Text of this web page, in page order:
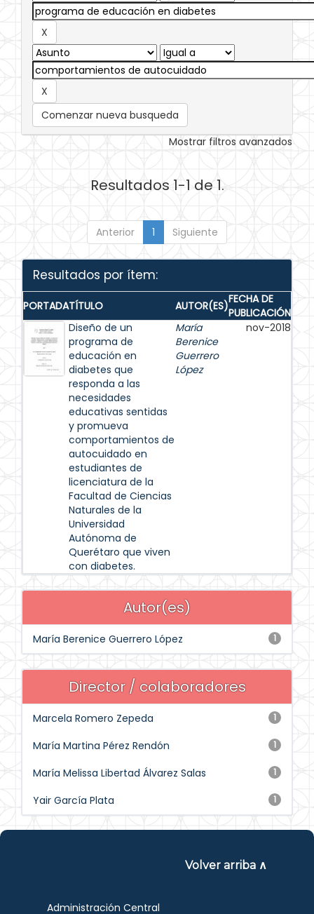
Comenzar nueva busqueda
Mostrar filtros avanzados
Resultados 1-1 de 1.
Anterior 1 Siguiente
Resultados por ítem:
PORTADATÍTULO AUTOR(ES)FECHA DE
PUBLICACIÓN
Diseño de un
programa de
educación en
diabetes que
responda a las
necesidades
educativas sentidas
y promueva
comportamientos de
autocuidado en
estudiantes de
licenciatura de la
Facultad de Ciencias
Naturales de la
Universidad
Autónoma de
Querétaro que viven
con diabetes.
María
Berenice
Guerrero
López
nov-2018
Autor(es)
1
María Berenice Guerrero López
Director / colaboradores
1
Marcela Romero Zepeda
1
María Martina Pérez Rendón
1
María Melissa Libertad Álvarez Salas
1
Yair García Plata
Volver arriba ∧
Administración Central